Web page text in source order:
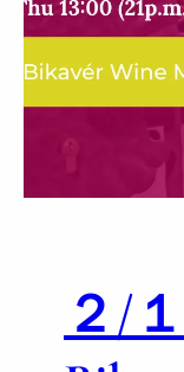
ョ
ク
・
マ
ス
タ
ス
B
a
d
a
c
o
a
l
２/